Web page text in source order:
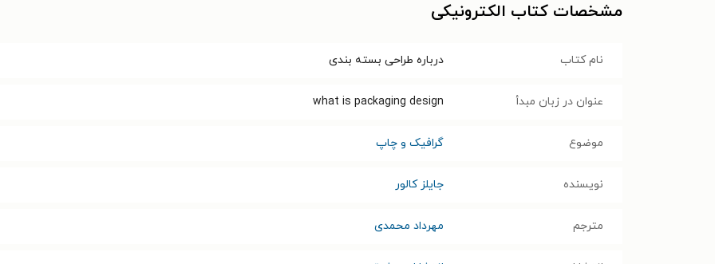
مشخصات کتاب الکترونیکی
نام کتاب درباره طراحی بسته بندی
عنوان در زبان مبدأ what is packaging design
موضوع گرافیک و چاپ
نویسنده جایلز کالور
مترجم مهرداد محمدی